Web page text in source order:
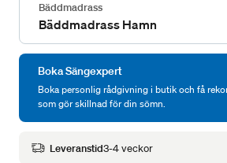
Bäddmadrass
Bäddmadrass Hamn
Boka Sängexpert
Boka personlig rådgivning i butik och få
som gör skillnad för din sömn.
Leveranstid3-4 veckor